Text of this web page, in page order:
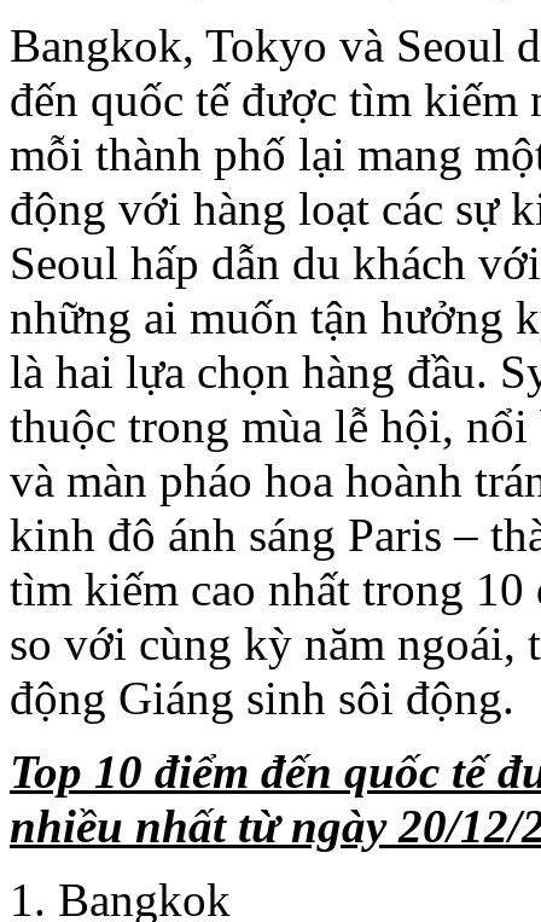
Bangkok, Tokyo và Seoul
đến quốc tế được tìm kiếm
mỗi thành phố lại mang
động với hàng loạt các sự
Seoul hấp dẫn du khách
những ai muốn tận hưởng
là hai lựa chọn hàng đầu.
thuộc trong mùa lễ hội,
và màn pháo hoa hoành
kinh đô ánh sáng Paris –
tìm kiếm cao nhất trong
so với cùng kỳ năm ngoái,
động Giáng sinh sôi động.
Top 10 điểm đến quốc tế
nhiều nhất từ ngày 20/12/
Bangkok